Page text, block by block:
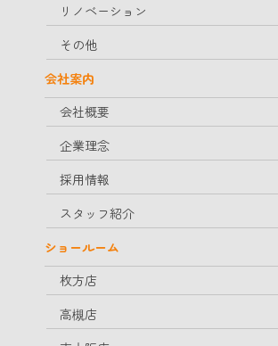
リノベーション
その他
会社案内
会社概要
企業理念
採用情報
スタッフ紹介
ショールーム
枚方店
高槻店